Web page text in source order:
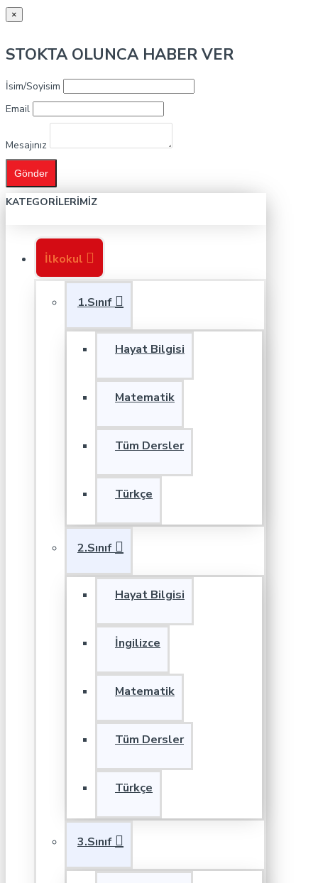
×
STOKTA OLUNCA HABER VER
İsim/Soyisim
Email
Mesajınız
Gönder
KATEGORILERIMIZ
İlkokul
1.Sınıf
Hayat Bilgisi
Matematik
Tüm Dersler
Türkçe
2.Sınıf
Hayat Bilgisi
İngilizce
Matematik
Tüm Dersler
Türkçe
3.Sınıf